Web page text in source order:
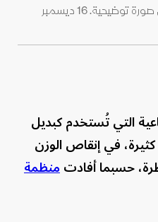
السكر الأبيض ومكعبات السكر في صورة توضيحية. 16 ديسمبر
التي تُستخدم كبديل
في إنقاص الوزن
حسبما أفادتمنظمة